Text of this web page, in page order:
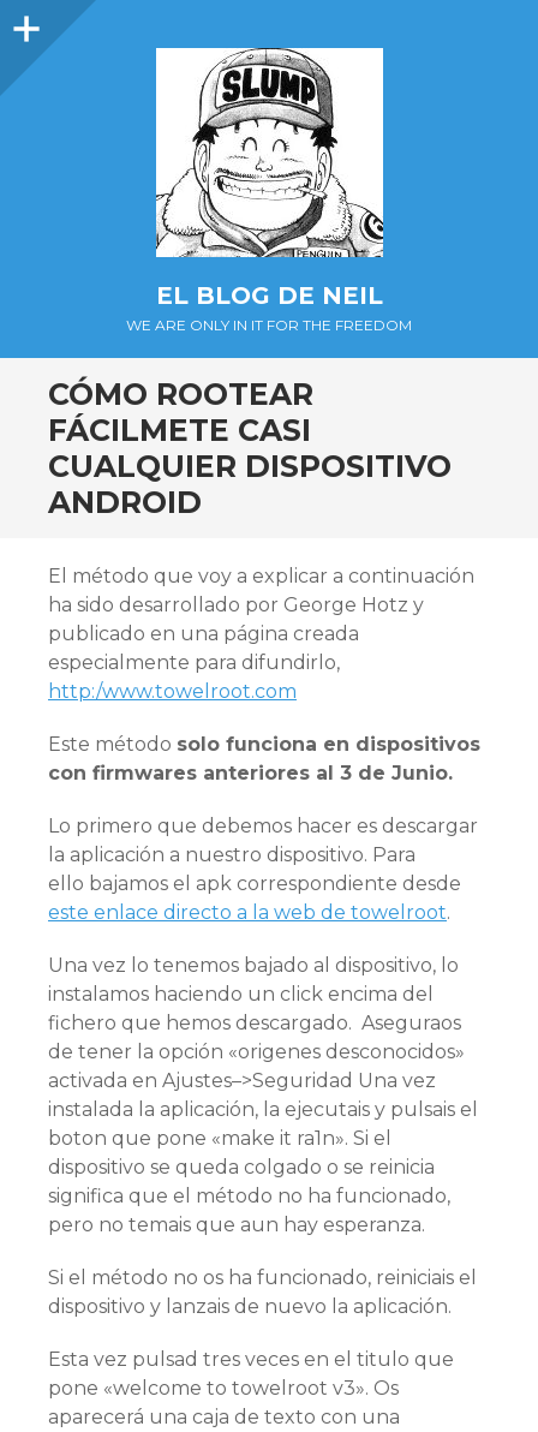
Barra
EL BLOG DE NEIL
WE ARE ONLY IN IT FOR THE FREEDOM
CÓMO ROOTEAR
FÁCILMETE CASI
CUALQUIER DISPOSITIVO
ANDROID
El método que voy a explicar a continuación
ha sido desarrollado por George Hotz y
publicado en una página creada
especialmente para difundirlo,
http:/www.towelroot.com
Este método solo funciona en dispositivos
con firmwares anteriores al 3 de Junio.
Lo primero que debemos hacer es descargar
la aplicación a nuestro dispositivo. Para
ello bajamos el apk correspondiente desde
este enlace directo a la web de towelroot.
Una vez lo tenemos bajado al dispositivo, lo
instalamos haciendo un click encima del
fichero que hemos descargado. Aseguraos
de tener la opción «origenes desconocidos»
activada en Ajustes–>Seguridad Una vez
instalada la aplicación, la ejecutais y pulsais el
boton que pone «make it ra1n». Si el
dispositivo se queda colgado o se reinicia
significa que el método no ha funcionado,
pero no temais que aun hay esperanza.
Si el método no os ha funcionado, reiniciais el
dispositivo y lanzais de nuevo la aplicación.
Esta vez pulsad tres veces en el titulo que
pone «welcome to towelroot v3». Os
aparecerá una caja de texto con una